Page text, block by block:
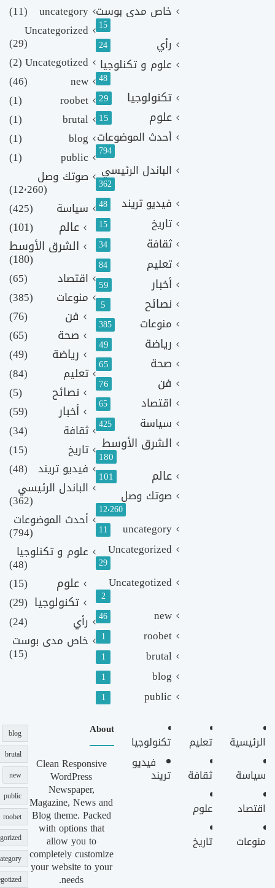
خاص مدى بوست
15
رأي 24
علوم و تكنلوجيا
48
تكنولوجيا 29
علوم 15
أحدث الموضوعات
794
الباندل الرئيسي
362
فيديو تريند 48
تاريخ 15
ثقافة 34
تعليم 84
أخبار 59
نصائح 5
منوعات 385
رياضة 49
صحة 65
فن 76
اقتصاد 65
سياسة 425
الشرق الأوسط
180
عالم 101
صوتك وصل
12٬260
uncategory
11
Uncategorized
29
Uncategotized
2
new
46
roobet
1
brutal
1
blog
1
public
1
uncategory
(11)
Uncategorized
(29)
Uncategotized
(2)
new
(46)
roobet
(1)
brutal
(1)
blog
(1)
public
(1)
صوتك وصل
(12٬260)
سياسة
(425)
عالم
(101)
الشرق الأوسط
(180)
اقتصاد
(65)
منوعات
(385)
فن
(76)
صحة
(65)
رياضة
(49)
تعليم (84)
نصائح
(5)
أخبار
(59)
ثقافة
(34)
تاريخ
(15)
فيديو تريند (48)
الباندل الرئيسي
(362)
أحدث الموضوعات
(794)
علوم و تكنلوجيا
(48)
علوم
(15)
تكنولوجيا (29)
رأي
(24)
خاص مدى بوست
(15)
الرئيسية
سياسة
اقتصاد
منوعات
تعليم
ثقافة
علوم
تاريخ
تكنولوجيا
فيديو
تريند
About
Clean Responsive
WordPress
Newspaper,
Magazine, News and
Blog theme. Packed
with options that
allow you to
completely customize
your website to your
needs.
blog
brutal
new
public
roobet